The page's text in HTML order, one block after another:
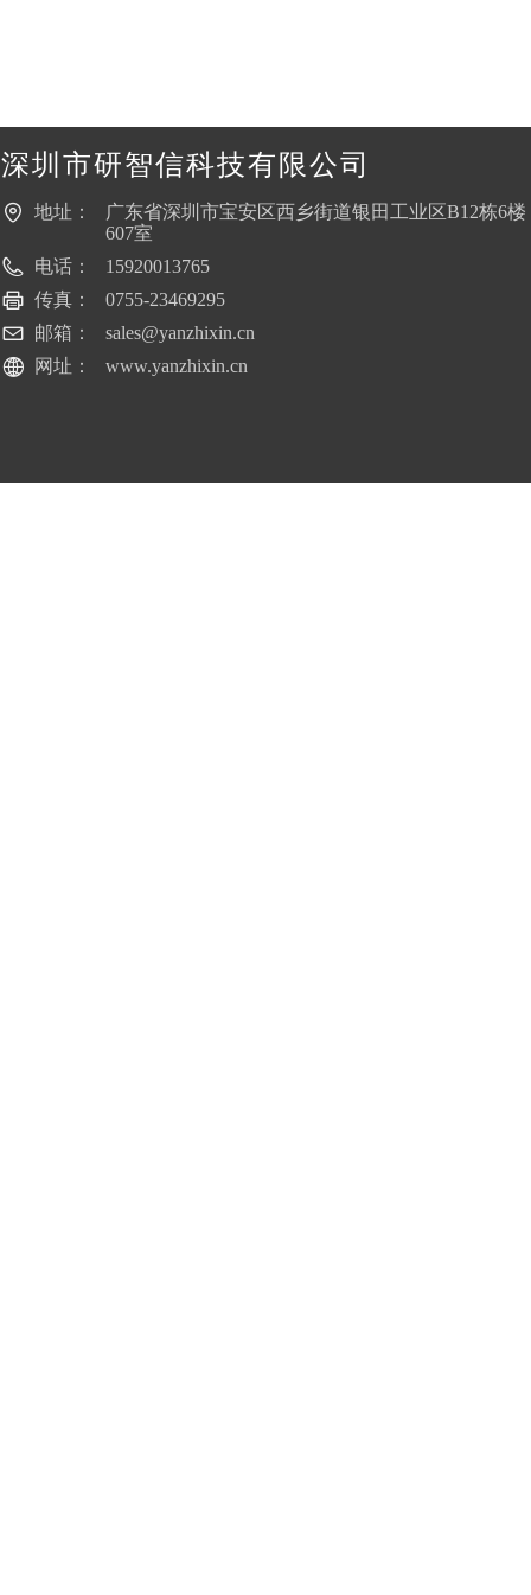
深圳市研智信科技有限公司
地址：
广东省深圳市宝安区西乡街道银田工业区B12栋6楼
607室
电话：
15920013765
传真：
0755-23469295
邮箱：
sales@yanzhixin.cn
网址：
www.yanzhixin.cn